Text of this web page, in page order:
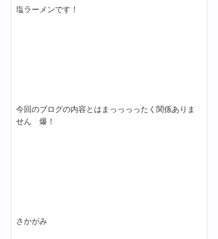
塩ラーメンです！
今回のブログの内容とはまっっっったく関係ありま
せん 爆！
さかがみ